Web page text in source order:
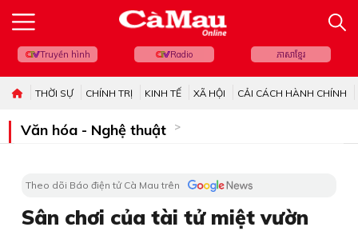
Truyền hình Radio ភាសាខ្មែរ
THỜI SỰ CHÍNH TRỊ KINH TẾ XÃ HỘI CẢI CÁCH HÀNH CHÍNH
Văn hóa - Nghệ thuật
Theo dõi Báo điện tử Cà Mau trên
Sân chơi của tài tử miệt vườn